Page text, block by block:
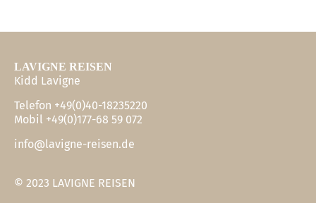
LAVIGNE REISEN
Kidd Lavigne
Telefon +49(0)40-18235220
Mobil +49(0)177-68 59 072
info@lavigne-reisen.de
© 2023 LAVIGNE REISEN